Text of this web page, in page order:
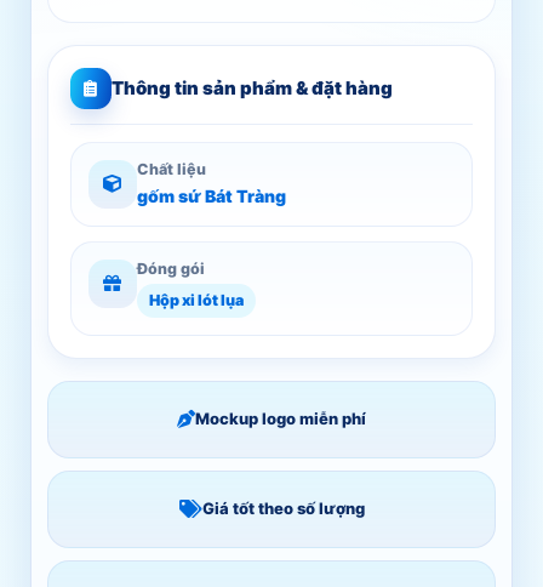
Thông tin sản phẩm & đặt hàng
Chất liệu
gốm sứ Bát Tràng
Đóng gói
Hộp xi lót lụa
Mockup logo miễn phí
Giá tốt theo số lượng